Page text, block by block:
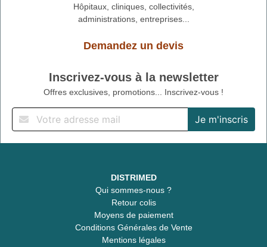
Hôpitaux, cliniques, collectivités,
administrations, entreprises...
Demandez un devis
Inscrivez-vous à la newsletter
Offres exclusives, promotions... Inscrivez-vous !
DISTRIMED
Qui sommes-nous ?
Retour colis
Moyens de paiement
Conditions Générales de Vente
Mentions légales